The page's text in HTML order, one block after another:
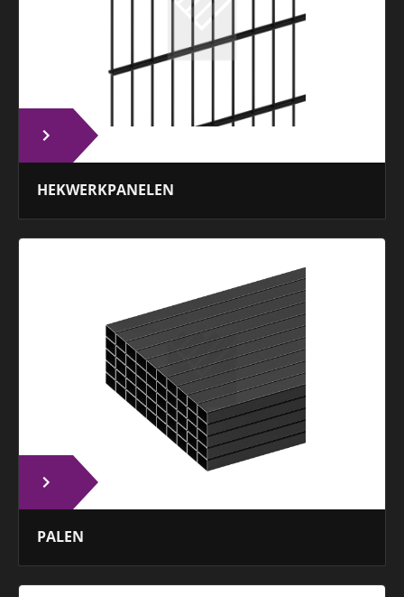
HEKWERKPANELEN
PALEN